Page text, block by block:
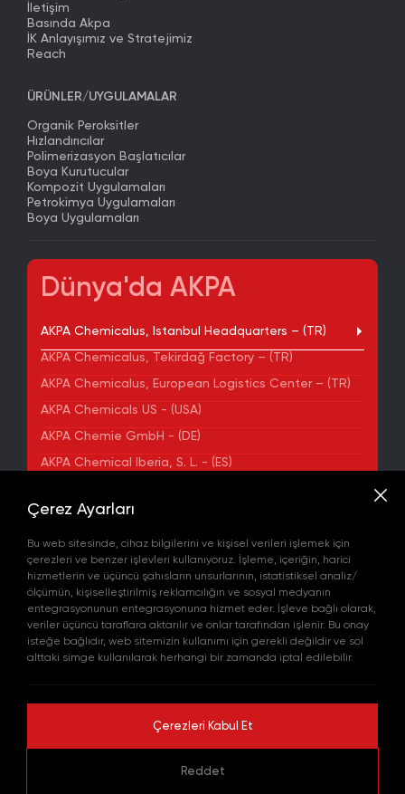
İletişim
Basında Akpa
İK Anlayışımız ve Stratejimiz
Reach
ÜRÜNLER/UYGULAMALAR
Organik Peroksitler
Hızlandırıcılar
Polimerizasyon Başlatıcılar
Boya Kurutucular
Kompozit Uygulamaları
Petrokimya Uygulamaları
Boya Uygulamaları
Dünya'da AKPA
AKPA Chemicalus, Istanbul Headquarters – (TR)
AKPA Chemicalus, Tekirdağ Factory – (TR)
AKPA Chemicalus, European Logistics Center – (TR)
AKPA Chemicals US - (USA)
AKPA Chemie GmbH - (DE)
AKPA Chemical Iberia, S. L. - (ES)
ADRES
Yenibosna Merkez Mahallesi Kuyumcukent Sokak
No:36/70 Townofis Kat:12 34197 Bahçelievler, İstanbul,
Türkiye
+90 212 580 55 59
FAX
+90 212 580 55 21
E-POSTA
info@akpakimya.com
WEBSITE
© 2026 Tüm hakları saklıdır.
Çerez Ayarları
Bu web sitesinde, cihaz bilgilerini ve kişisel verileri işlemek için
çerezleri ve benzer işlevleri kullanıyoruz. İşleme, içeriğin, harici
hizmetlerin ve üçüncü şahısların unsurlarının, istatistiksel analiz/
ölçümün, kişiselleştirilmiş reklamcılığın ve sosyal medyanın
entegrasyonunun entegrasyonuna hizmet eder. İşleve bağlı olarak,
veriler üçüncü taraflara aktarılır ve onlar tarafından işlenir. Bu onay
isteğe bağlıdır, web sitemizin kullanımı için gerekli değildir ve sol
alttaki simge kullanılarak herhangi bir zamanda iptal edilebilir.
Çerezleri Kabul Et
Reddet